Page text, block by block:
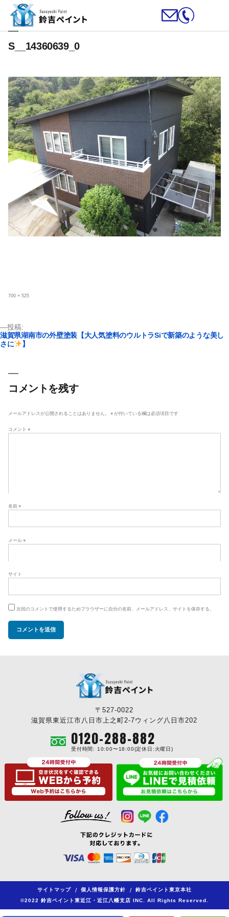
S__14360639_0
フ
700 × 525
投
稿
ョ
ン
投稿:
滋賀県湖南市の外壁塗装【大人気塗料のウルトラSiで新築のような美し
さに
】
コメントを残す
メールアドレスが公開されることはありません。 ※ が付いている欄は必須項目です
コメント ※
名前 ※
メール ※
サイト
次回のコメントで使用するためブラウザーに自分の名前、メールアドレス、サイトを保存する。
〒527-0022
滋賀県東近江市八日市上之町2-7ウィング八日市202
0120-288-882
受付時間: 10:00〜18:00(定休日:火曜日)
サイトマップ / 個人情報保護方針 /
鈴吉ペイント東京本社
©2022 鈴吉ペイント東近江・近江八幡支店 INC. All Rights Reserved.